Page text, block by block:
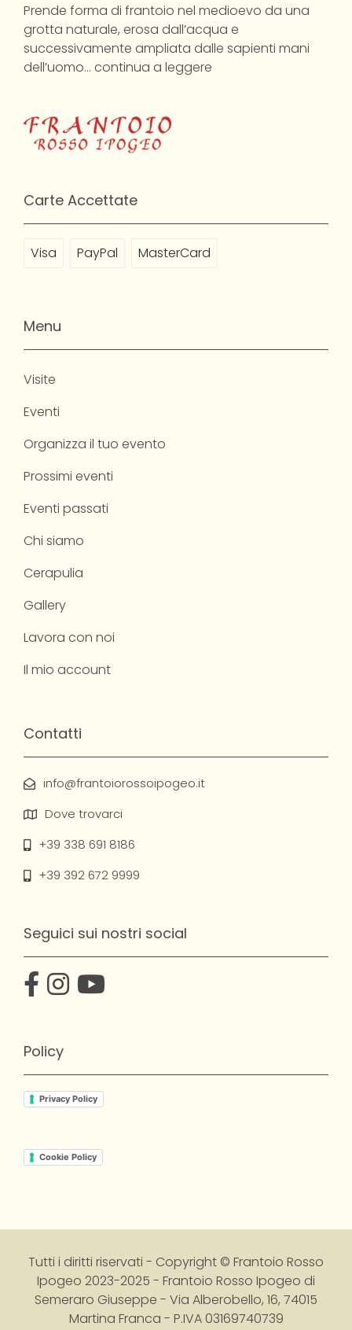
Prende forma di frantoio nel medioevo da una
grotta naturale, erosa dall’acqua e
successivamente ampliata dalle sapienti mani
dell’uomo… continua a leggere
Carte Accettate
Visa PayPal MasterCard
Menu
Visite
Eventi
Organizza il tuo evento
Prossimi eventi
Eventi passati
Chi siamo
Cerapulia
Gallery
Lavora con noi
Il mio account
Contatti
info@frantoiorossoipogeo.it
Dove trovarci
+39 338 691 8186
+39 392 672 9999
Seguici sui nostri social
Policy
Privacy Policy
Cookie Policy
Tutti i diritti riservati - Copyright © Frantoio Rosso
Ipogeo 2023-2025 - Frantoio Rosso Ipogeo di
Semeraro Giuseppe - Via Alberobello, 16, 74015
Martina Franca - P.IVA 03169740739